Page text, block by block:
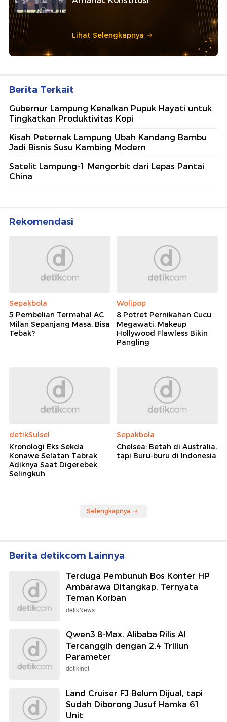
Lihat Selengkapnya
Berita Terkait
Gubernur Lampung Kenalkan Pupuk Hayati untuk
Tingkatkan Produktivitas Kopi
Kisah Peternak Lampung Ubah Kandang Bambu
Jadi Bisnis Susu Kambing Modern
Satelit Lampung-1 Mengorbit dari Lepas Pantai
China
Rekomendasi
Sepakbola
5 Pembelian Termahal AC
Milan Sepanjang Masa, Bisa
Tebak?
Wolipop
8 Potret Pernikahan Cucu
Megawati, Makeup
Hollywood Flawless Bikin
Pangling
detikSulsel
Kronologi Eks Sekda
Konawe Selatan Tabrak
Adiknya Saat Digerebek
Selingkuh
Sepakbola
Chelsea: Betah di Australia,
tapi Buru-buru di Indonesia
Selengkapnya
Berita detikcom Lainnya
Terduga Pembunuh Bos Konter HP
Ambarawa Ditangkap, Ternyata
Teman Korban
detikNews
Qwen3.8-Max, Alibaba Rilis AI
Tercanggih dengan 2,4 Triliun
Parameter
detikInet
Land Cruiser FJ Belum Dijual, tapi
Sudah Diborong Jusuf Hamka 61
Unit